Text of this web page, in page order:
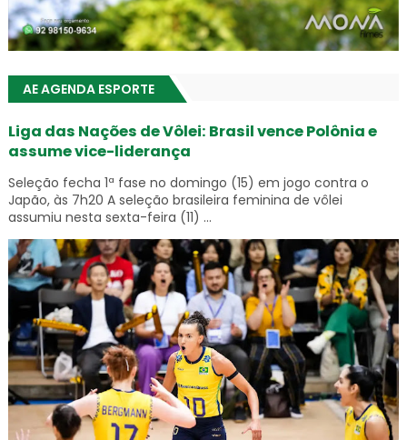
AE AGENDA ESPORTE
Liga das Nações de Vôlei: Brasil vence Polônia e
assume vice-liderança
Seleção fecha 1ª fase no domingo (15) em jogo contra o
Japão, às 7h20 A seleção brasileira feminina de vôlei
assumiu nesta sexta-feira (11) ...